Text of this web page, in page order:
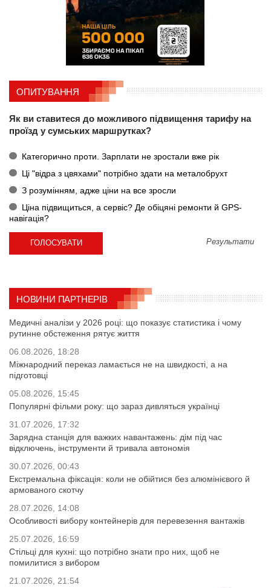
ОПИТУВАННЯ
Як ви ставитеся до можливого підвищення тарифу на
проїзд у сумських маршрутках?
Категорично проти. Зарплати не зростали вже рік
Ці "відра з цвяхами" потрібно здати на металобрухт
З розумінням, адже ціни на все зросли
Ціна підвищиться, а сервіс? Де обіцяні ремонти й GPS-
навігація?
Результати
НОВИНИ ПАРТНЕРІВ
Медичні аналізи у 2026 році: що показує статистика і чому
рутинне обстеження рятує життя
06.08.2026, 18:28
Міжнародний переказ ламається не на швидкості, а на
підготовці
05.08.2026, 15:45
Популярні фільми року: що зараз дивляться українці
31.07.2026, 17:32
Зарядна станція для важких навантажень: дім під час
відключень, інструменти й тривала автономія
30.07.2026, 00:43
Екстремальна фіксація: коли не обійтися без алюмінієвого й
армованого скотчу
28.07.2026, 14:08
Особливості вибору контейнерів для перевезення вантажів
25.07.2026, 16:59
Стільці для кухні: що потрібно знати про них, щоб не
помилитися з вибором
21.07.2026, 21:54